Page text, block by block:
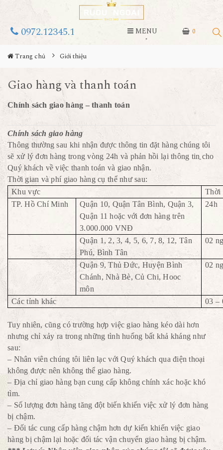
0
0972.12345.1 MENU
Trang chủ Giới thiệu
Giao hàng và thanh toán
Chính sách giao hàng – thanh toán
Chính sách giao hàng
Thông thường sau khi nhận được thông tin đặt hàng chúng tôi
sẽ xử lý đơn hàng trong vòng 24h và phản hồi lại thông tin cho
Quý khách về việc thanh toán và giao nhận.
Thời gian và phí giao hàng cụ thể như sau:
Khu vực
Thời
TP. Hồ Chí Minh
Quận 10, Quận Tân Bình, Quận 3,
Quận 11 hoặc với đơn hàng trên
3.000.000 VNĐ
24h
Quận 1, 2, 3, 4, 5, 6, 7, 8, 12, Tân
Phú, Bình Tân
02
Quận 9, Thủ Đức, Huyện Bình
Chánh, Nhà Bè, Củ Chi, Hooc
môn
02
Các tỉnh khác 03 –
Tuy nhiên, cũng có trường hợp việc giao hàng kéo dài hơn
nhưng chỉ xảy ra trong những tình huống bất khả kháng như
sau:
– Nhân viên chúng tôi liên lạc với Quý khách qua điện thoại
không được nên không thể giao hàng.
– Địa chỉ giao hàng bạn cung cấp không chính xác hoặc khó
tìm.
– Số lượng đơn hàng tăng đột biến khiến việc xử lý đơn hàng
bị chậm.
– Đối tác cung cấp hàng chậm hơn dự kiến khiến việc giao
hàng bị chậm lại hoặc đối tác vận chuyển giao hàng bị chậm.